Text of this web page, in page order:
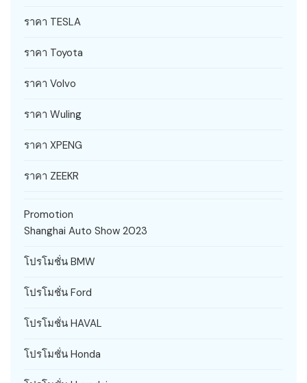
ราคา TESLA
ราคา Toyota
ราคา Volvo
ราคา Wuling
ราคา XPENG
ราคา ZEEKR
Promotion
Shanghai Auto Show 2023
โปรโมชั่น BMW
โปรโมชั่น Ford
โปรโมชั่น HAVAL
โปรโมชั่น Honda